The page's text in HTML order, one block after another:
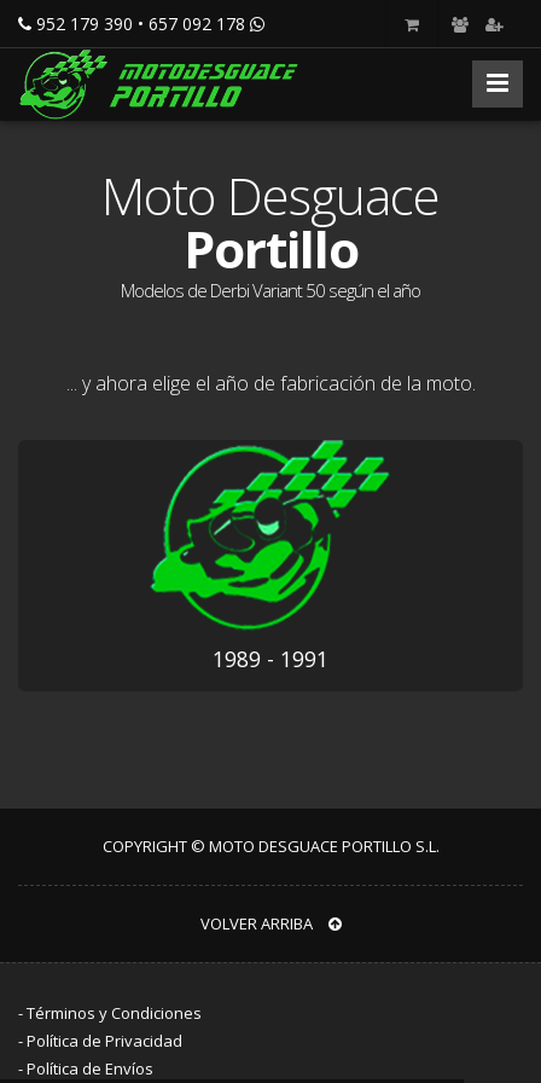
952 179 390 • 657 092 178
Moto Desguace
Portillo
Modelos de Derbi Variant 50 según el año
... y ahora elige el año de fabricación de la moto.
1989 - 1991
COPYRIGHT © MOTO DESGUACE PORTILLO S.L.
VOLVER ARRIBA
-Términos y Condiciones
-Política de Privacidad
-Política de Envíos